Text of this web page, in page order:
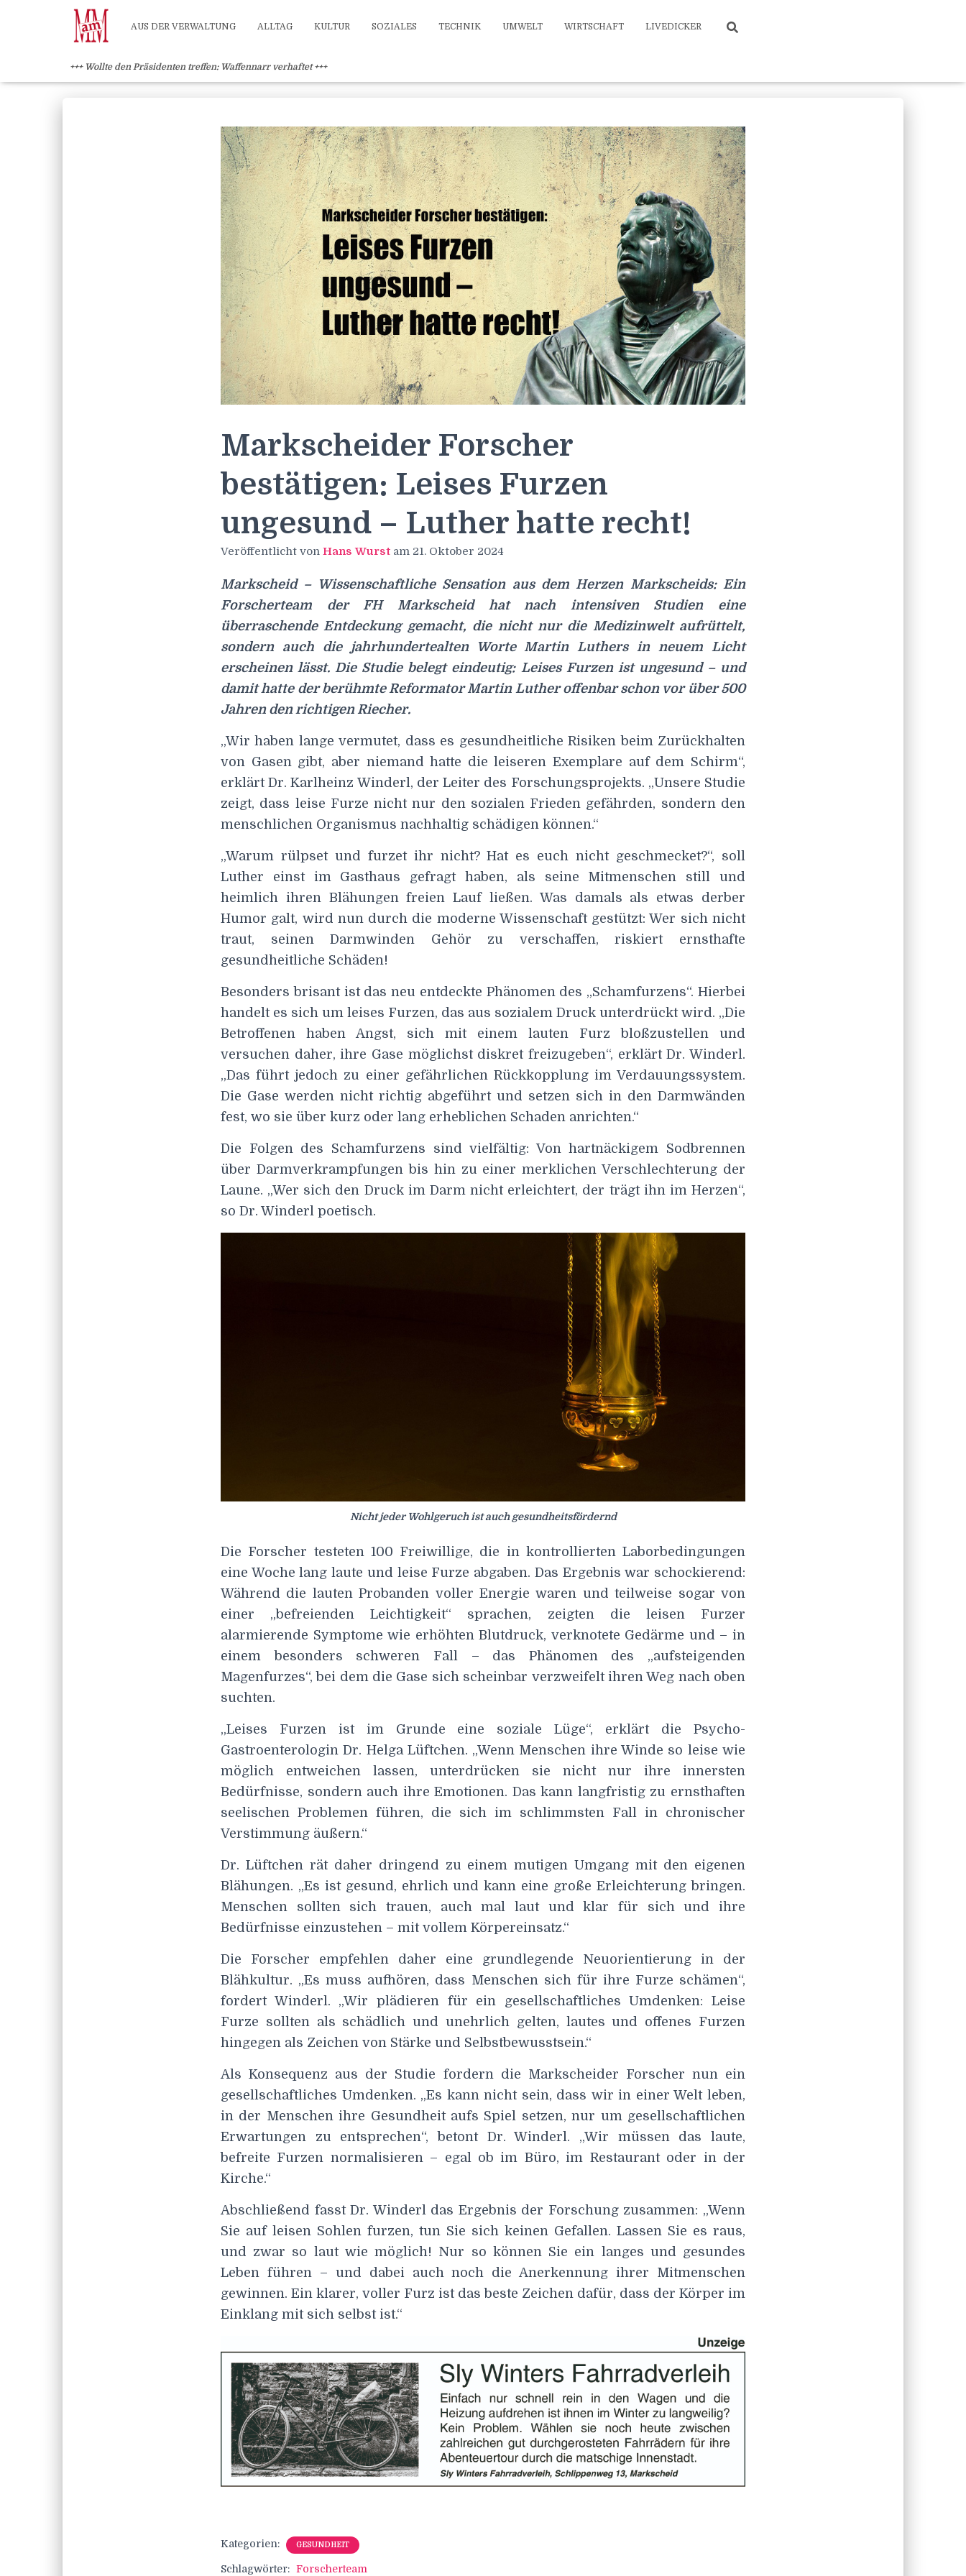
Weiterlesen" /> Weiterlesen" />
AUS DER VERWALTUNG ALLTAG KULTUR SOZIALES TECHNIK UMWELT WIRTSCHAFT LIVEDICKER
+++ Wollte den Präsidenten treffen: Waffennarr verhaftet +++
Markscheider Forscher
bestätigen: Leises Furzen
ungesund – Luther hatte recht!
Veröffentlicht von Hans Wurst am 21. Oktober 2024
Markscheid – Wissenschaftliche Sensation aus dem Herzen Markscheids: Ein
Forscherteam der FH Markscheid hat nach intensiven Studien eine
überraschende Entdeckung gemacht, die nicht nur die Medizinwelt aufrüttelt,
sondern auch die jahrhundertealten Worte Martin Luthers in neuem Licht
erscheinen lässt. Die Studie belegt eindeutig: Leises Furzen ist ungesund – und
damit hatte der berühmte Reformator Martin Luther offenbar schon vor über 500
Jahren den richtigen Riecher.
„Wir haben lange vermutet, dass es gesundheitliche Risiken beim Zurückhalten
von Gasen gibt, aber niemand hatte die leiseren Exemplare auf dem Schirm“,
erklärt Dr. Karlheinz Winderl, der Leiter des Forschungsprojekts. „Unsere Studie
zeigt, dass leise Furze nicht nur den sozialen Frieden gefährden, sondern den
menschlichen Organismus nachhaltig schädigen können.“
„Warum rülpset und furzet ihr nicht? Hat es euch nicht geschmecket?“, soll
Luther einst im Gasthaus gefragt haben, als seine Mitmenschen still und
heimlich ihren Blähungen freien Lauf ließen. Was damals als etwas derber
Humor galt, wird nun durch die moderne Wissenschaft gestützt: Wer sich nicht
traut, seinen Darmwinden Gehör zu verschaffen, riskiert ernsthafte
gesundheitliche Schäden!
Besonders brisant ist das neu entdeckte Phänomen des „Schamfurzens“. Hierbei
handelt es sich um leises Furzen, das aus sozialem Druck unterdrückt wird. „Die
Betroffenen haben Angst, sich mit einem lauten Furz bloßzustellen und
versuchen daher, ihre Gase möglichst diskret freizugeben“, erklärt Dr. Winderl.
„Das führt jedoch zu einer gefährlichen Rückkopplung im Verdauungssystem.
Die Gase werden nicht richtig abgeführt und setzen sich in den Darmwänden
fest, wo sie über kurz oder lang erheblichen Schaden anrichten.“
Die Folgen des Schamfurzens sind vielfältig: Von hartnäckigem Sodbrennen
über Darmverkrampfungen bis hin zu einer merklichen Verschlechterung der
Laune. „Wer sich den Druck im Darm nicht erleichtert, der trägt ihn im Herzen“,
so Dr. Winderl poetisch.
Nicht jeder Wohlgeruch ist auch gesundheitsfördernd
Die Forscher testeten 100 Freiwillige, die in kontrollierten Laborbedingungen
eine Woche lang laute und leise Furze abgaben. Das Ergebnis war schockierend:
Während die lauten Probanden voller Energie waren und teilweise sogar von
einer „befreienden Leichtigkeit“ sprachen, zeigten die leisen Furzer
alarmierende Symptome wie erhöhten Blutdruck, verknotete Gedärme und – in
einem besonders schweren Fall – das Phänomen des „aufsteigenden
Magenfurzes“, bei dem die Gase sich scheinbar verzweifelt ihren Weg nach oben
suchten.
„Leises Furzen ist im Grunde eine soziale Lüge“, erklärt die Psycho-
Gastroenterologin Dr. Helga Lüftchen. „Wenn Menschen ihre Winde so leise wie
möglich entweichen lassen, unterdrücken sie nicht nur ihre innersten
Bedürfnisse, sondern auch ihre Emotionen. Das kann langfristig zu ernsthaften
seelischen Problemen führen, die sich im schlimmsten Fall in chronischer
Verstimmung äußern.“
Dr. Lüftchen rät daher dringend zu einem mutigen Umgang mit den eigenen
Blähungen. „Es ist gesund, ehrlich und kann eine große Erleichterung bringen.
Menschen sollten sich trauen, auch mal laut und klar für sich und ihre
Bedürfnisse einzustehen – mit vollem Körpereinsatz.“
Die Forscher empfehlen daher eine grundlegende Neuorientierung in der
Blähkultur. „Es muss aufhören, dass Menschen sich für ihre Furze schämen“,
fordert Winderl. „Wir plädieren für ein gesellschaftliches Umdenken: Leise
Furze sollten als schädlich und unehrlich gelten, lautes und offenes Furzen
hingegen als Zeichen von Stärke und Selbstbewusstsein.“
Als Konsequenz aus der Studie fordern die Markscheider Forscher nun ein
gesellschaftliches Umdenken. „Es kann nicht sein, dass wir in einer Welt leben,
in der Menschen ihre Gesundheit aufs Spiel setzen, nur um gesellschaftlichen
Erwartungen zu entsprechen“, betont Dr. Winderl. „Wir müssen das laute,
befreite Furzen normalisieren – egal ob im Büro, im Restaurant oder in der
Kirche.“
Abschließend fasst Dr. Winderl das Ergebnis der Forschung zusammen: „Wenn
Sie auf leisen Sohlen furzen, tun Sie sich keinen Gefallen. Lassen Sie es raus,
und zwar so laut wie möglich! Nur so können Sie ein langes und gesundes
Leben führen – und dabei auch noch die Anerkennung ihrer Mitmenschen
gewinnen. Ein klarer, voller Furz ist das beste Zeichen dafür, dass der Körper im
Einklang mit sich selbst ist.“
Kategorien: GESUNDHEIT
Schlagwörter: Forscherteam